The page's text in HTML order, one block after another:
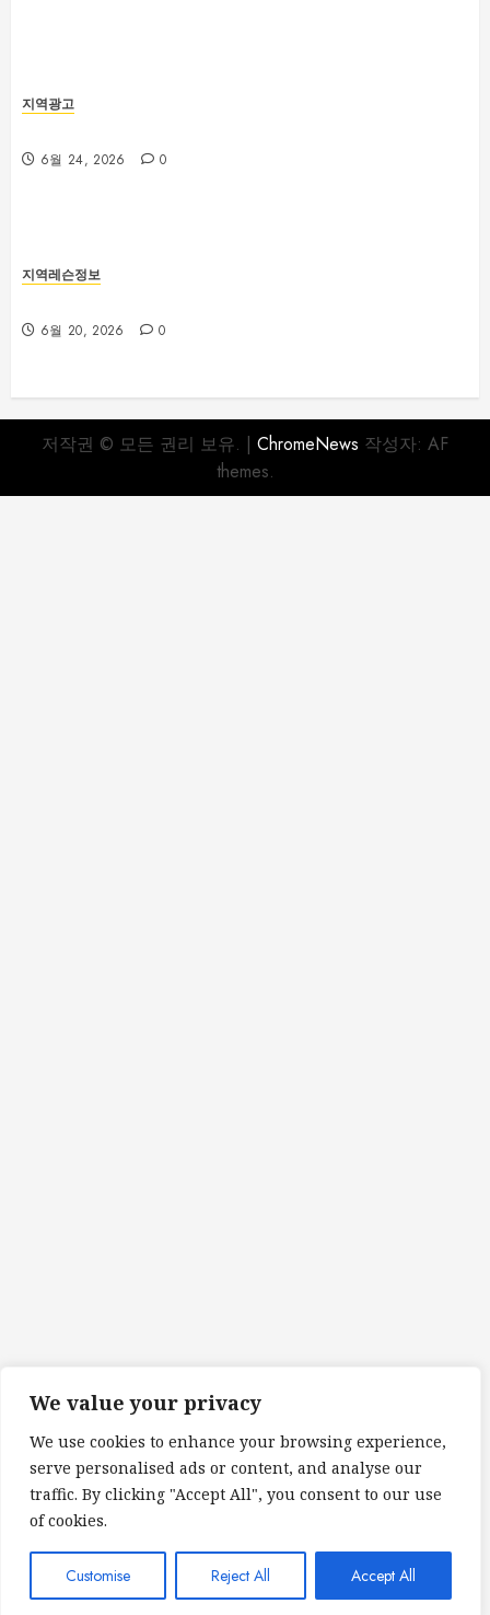
We value your privacy
We use cookies to enhance your browsing experience,
serve personalised ads or content, and analyse our
traffic. By clicking "Accept All", you consent to our use
of cookies.
Customise Reject All Accept All
지역광고
6월 24, 2026 0
지역레슨정보
6월 20, 2026 0
저작권 © 모든 권리 보유. | ChromeNews 작성자: AF
themes.